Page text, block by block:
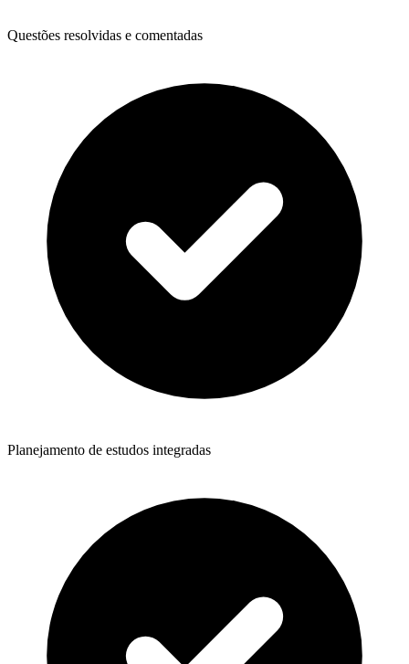
Questões resolvidas e comentadas
Planejamento de estudos integradas